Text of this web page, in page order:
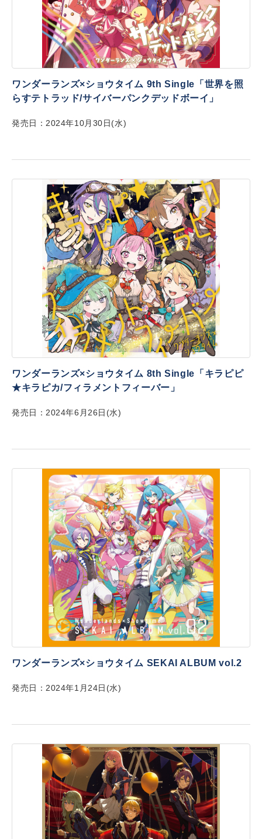
ワンダーランズ×ショウタイム 9th Single「世界を照
らすテトラッド/サイバーパンクデッドボーイ」
発売日：2024年10月30日(水)
ワンダーランズ×ショウタイム 8th Single「キラピピ
★キラピカ/フィラメントフィーバー」
発売日：2024年6月26日(水)
ワンダーランズ×ショウタイム SEKAI ALBUM vol.2
発売日：2024年1月24日(水)